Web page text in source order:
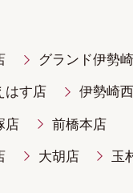
グランド伊勢
はす店 伊勢崎
店 前橋本店
大胡店 玉